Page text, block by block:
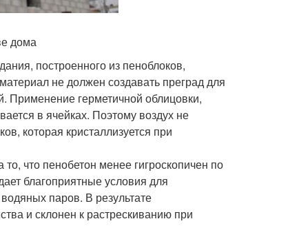
дома
построенного из пеноблоков,
не должен создавать преград для
Применение герметичной облицовки,
в ячейках. Поэтому воздух не
которая кристаллизуется при
что пенобетон менее гигроскопичен по
благоприятные условия для
паров. В результате
и склонен к растрескиванию при